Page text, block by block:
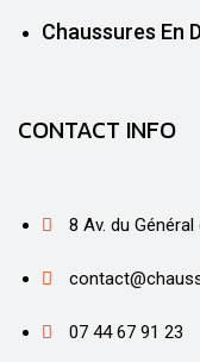
Chaussures En
CONTACT INFO
8 Av. du
07 44 67 91 23